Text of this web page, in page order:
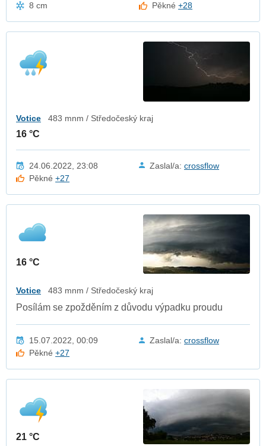
8 cm
Pěkné+28
Votice 483 mnm / Středočeský kraj
16 °C
24.06.2022, 23:08 Zaslal/a: crossflow
Pěkné+27
16 °C
Votice 483 mnm / Středočeský kraj
Posílám se zpožděním z důvodu výpadku proudu
15.07.2022, 00:09 Zaslal/a: crossflow
Pěkné+27
21 °C